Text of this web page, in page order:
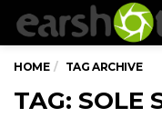
HOME TAG ARCHIVE
TAG: SOLE